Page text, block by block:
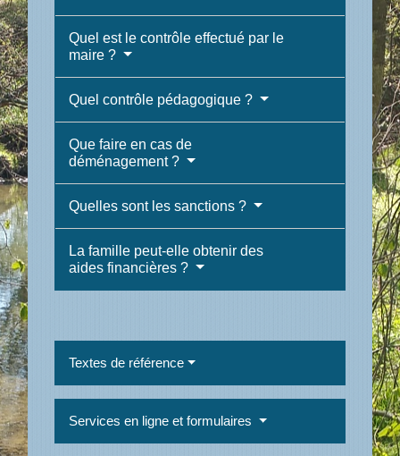
Quel est le contrôle effectué par le
maire ?
Quel contrôle pédagogique ?
Que faire en cas de
déménagement ?
Quelles sont les sanctions ?
La famille peut-elle obtenir des
aides financières ?
Textes de référence
Services en ligne et formulaires